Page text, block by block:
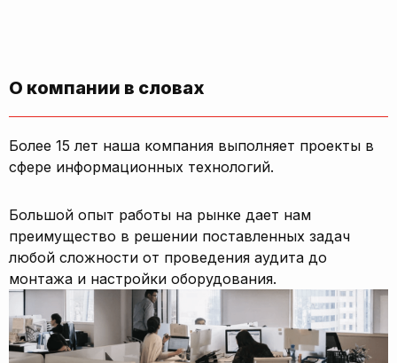
О компании в словах
Более 15 лет наша компания выполняет проекты в
сфере информационных технологий.
Большой опыт работы на рынке дает нам
преимущество в решении поставленных задач
любой сложности от проведения аудита до
монтажа и настройки оборудования.